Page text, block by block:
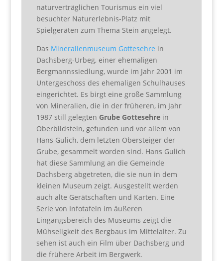
naturverträglichen Tourismus ein viel
besuchter Naturerlebnis-Platz mit
Spielgeräten zum Thema Stein angelegt.
Das Mineralienmuseum Gottesehre in
Dachsberg-Urbeg, einer ehemaligen
Bergmannssiedlung, wurde im Jahr 2001 im
Untergeschoss des ehemaligen Schulhauses
eingerichtet. Es birgt eine große Sammlung
von Mineralien, die in der früheren, im Jahr
1987 still gelegten Grube Gottesehrein
Oberbildstein, gefunden und vor allem von
Hans Gulich, dem letzten Obersteiger der
Grube, gesammelt worden sind. Hans Gulich
hat diese Sammlung an die Gemeinde
Dachsberg abgetreten, die sie nun in dem
kleinen Museum zeigt. Ausgestellt werden
auch alte Gerätschaften und Karten. Eine
Serie von Infotafeln im äußeren
Eingangsbereich des Museums zeigt die
Mühseligkeit des Bergbaus im Mittelalter. Zu
sehen ist auch ein Film über Dachsberg und
die frühere Arbeit im Bergwerk.